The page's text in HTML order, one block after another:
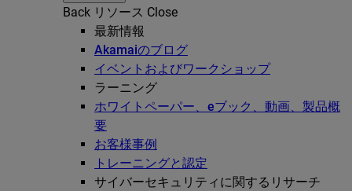
Back リソース Close
最新情報
Akamaiのブログ
イベントおよびワークショップ
ラーニング
ホワイトペーパー、eブック、動画、製品概
要
お客様事例
トレーニングと認定
サイバーセキュリティに関するリサーチ